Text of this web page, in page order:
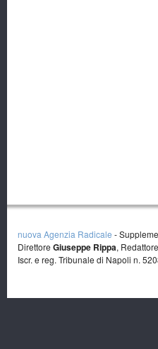
nuova Agenzia Radicale -
Direttore Giuseppe Rippa,
Iscr. e reg. Tribunale di Napoli n.